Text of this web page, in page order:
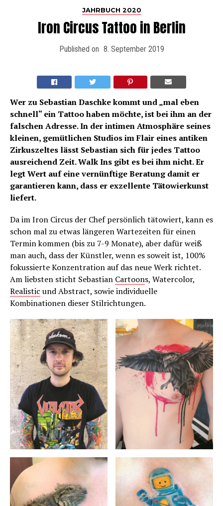
JAHRBUCH 2020
Iron Circus Tattoo in Berlin
Published on 8. September 2019
Wer zu Sebastian Daschke kommt und „mal eben
schnell“ ein Tattoo haben möchte, ist bei ihm an der
falschen Adresse. In der intimen Atmosphäre seines
kleinen, gemütlichen Studios im Flair eines antiken
Zirkuszeltes lässt Sebastian sich für jedes Tattoo
ausreichend Zeit. Walk Ins gibt es bei ihm nicht. Er
legt Wert auf eine vernünftige Beratung damit er
garantieren kann, dass er exzellente Tätowierkunst
liefert.
Da im Iron Circus der Chef persönlich tätowiert, kann es
schon mal zu etwas längeren Wartezeiten für einen
Termin kommen (bis zu 7-9 Monate), aber dafür weiß
man auch, dass der Künstler, wenn es soweit ist, 100%
fokussierte Konzentration auf das neue Werk richtet.
Am liebsten sticht Sebastian Cartoons, Watercolor,
Realistic und Abstract, sowie individuelle
Kombinationen dieser Stilrichtungen.